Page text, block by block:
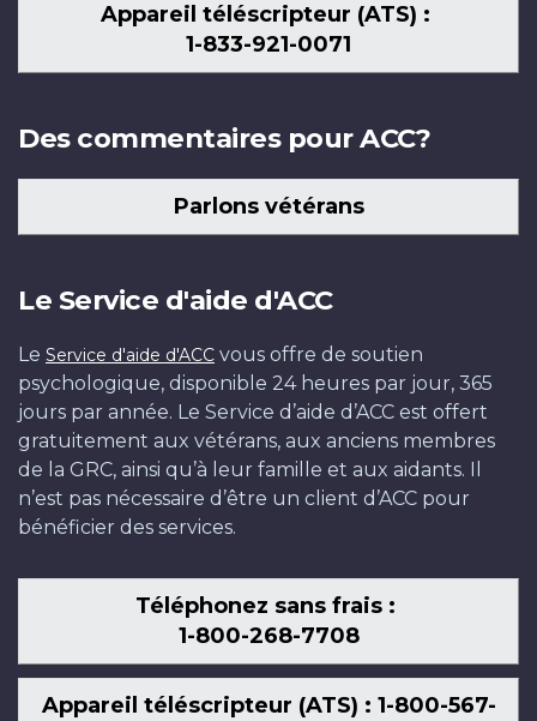
Appareil téléscripteur (ATS) :
1-833-921-0071
Des commentaires pour ACC?
Parlons vétérans
Le Service d'aide d'ACC
Le Service d'aide d'ACC vous offre de soutien
psychologique, disponible 24 heures par jour, 365
jours par année. Le Service d’aide d’ACC est offert
gratuitement aux vétérans, aux anciens membres
de la GRC, ainsi qu’à leur famille et aux aidants. Il
n’est pas nécessaire d’être un client d’ACC pour
bénéficier des services.
Téléphonez sans frais :
1-800-268-7708
Appareil téléscripteur (ATS) : 1-800-567-